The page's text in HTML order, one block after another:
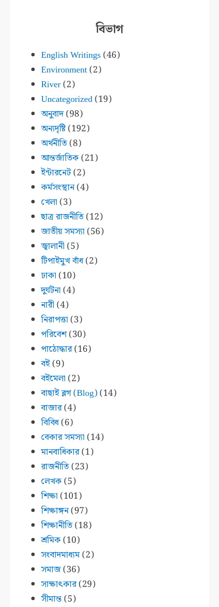
বিভাগ
English Writings(46)
Environment(2)
River(2)
Uncategorized(19)
অনুবাদ(98)
অন্যদৃষ্টি(192)
অর্থনীতি(8)
আন্তর্জাতিক(21)
ইন্টারনেট(2)
কর্মসংস্থান(4)
খেলা (3)
ছাত্র রাজনীতি(12)
জাতীয় সমস্যা (56)
জ্বালানী (5)
টিপাইমুখ বাঁধ(2)
ঢাকা (10)
দুর্ঘটনা (4)
নারী (4)
নিরাপত্তা (3)
পরিবেশ(30)
পাঠোদ্ধার(16)
বই(9)
বইমেলা (2)
বাছাই ব্লগ (Blog)(14)
বাজার(4)
বিবিধ(6)
বেকার সমস্যা (14)
মানবাধিকার(1)
রাজনীতি(23)
লেখক(5)
শিক্ষা (101)
শিক্ষাঙ্গন(97)
শিক্ষানীতি(18)
শ্রমিক(10)
সংবাদমাধ্যম(2)
সমাজ(36)
সাক্ষাৎকার(29)
সীমান্ত(5)